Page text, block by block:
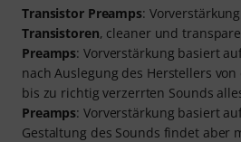
Transistor Preamps:
Transistoren, cleaner und
Preamps: Vorverstärkung basiert
nach Auslegung des Herstellers
bis zu richtig verzerrten Sounds
Preamps: Vorverstärkung basiert
Gestaltung des Sounds findet aber